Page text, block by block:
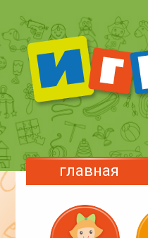
главная